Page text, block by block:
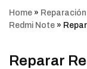
Home »
Redmi Note »
Reparar